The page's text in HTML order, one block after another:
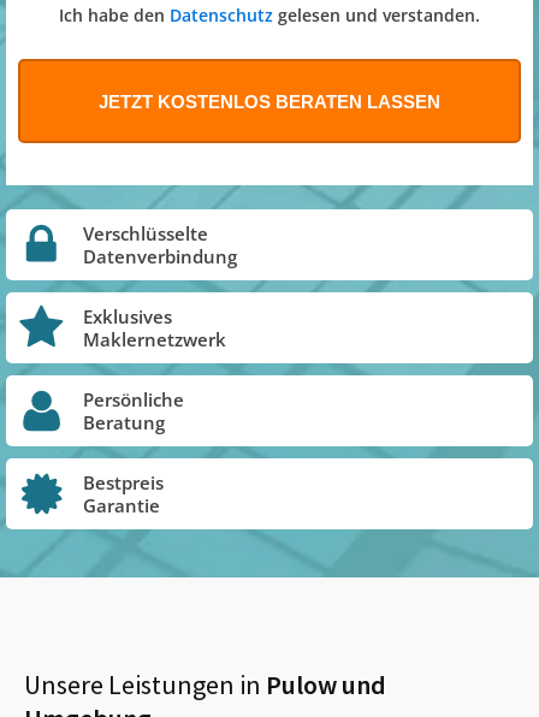
Ich habe den Datenschutz gelesen und verstanden.
Verschlüsselte
Datenverbindung
Exklusives
Maklernetzwerk
Persönliche
Beratung
Bestpreis
Garantie
Unsere Leistungen in Pulowund